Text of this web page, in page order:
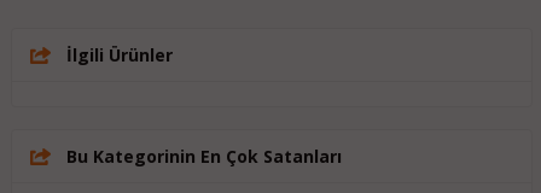
İlgili Ürünler
Bu Kategorinin En Çok Satanları